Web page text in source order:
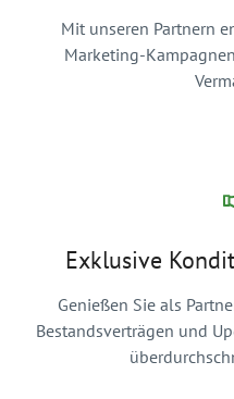
Mit unseren Partnern
Marketing-
Exklusive
Genießen Sie als
Bestandsverträgen und